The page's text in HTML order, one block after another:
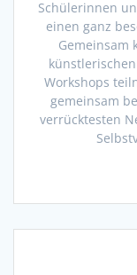
Schülerinnen
einen ganz
Gemeinsam
Workshops
gemeinsam
verrücktesten